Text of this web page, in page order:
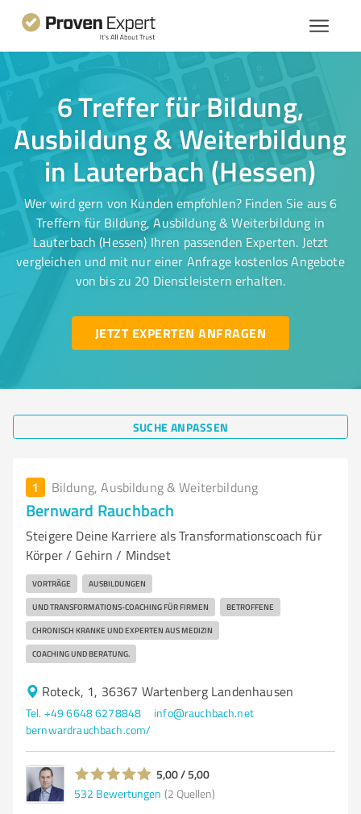
6 Treffer für Bildung,
Ausbildung & Weiterbildung
in Lauterbach (Hessen)
Wer wird gern von Kunden empfohlen? Finden Sie aus 6
Treffern für Bildung, Ausbildung & Weiterbildung in
Lauterbach (Hessen) Ihren passenden Experten. Jetzt
vergleichen und mit nur einer Anfrage kostenlos Angebote
von bis zu 20 Dienstleistern erhalten.
JETZT EXPERTEN ANFRAGEN
SUCHE ANPASSEN
1 Bildung, Ausbildung & Weiterbildung
Bernward Rauchbach
Steigere Deine Karriere als Transformationscoach für
Körper / Gehirn / Mindset
VORTRÄGE AUSBILDUNGEN
UND TRANSFORMATIONS-COACHING FÜR FIRMEN BETROFFENE
CHRONISCH KRANKE UND EXPERTEN AUS MEDIZIN
COACHING UND BERATUNG.
Roteck, 1, 36367 Wartenberg Landenhausen
Tel. +49 6648 6278848
info@rauchbach.net
bernwardrauchbach.com/
5,00 / 5,00
532 Bewertungen (2 Quellen)